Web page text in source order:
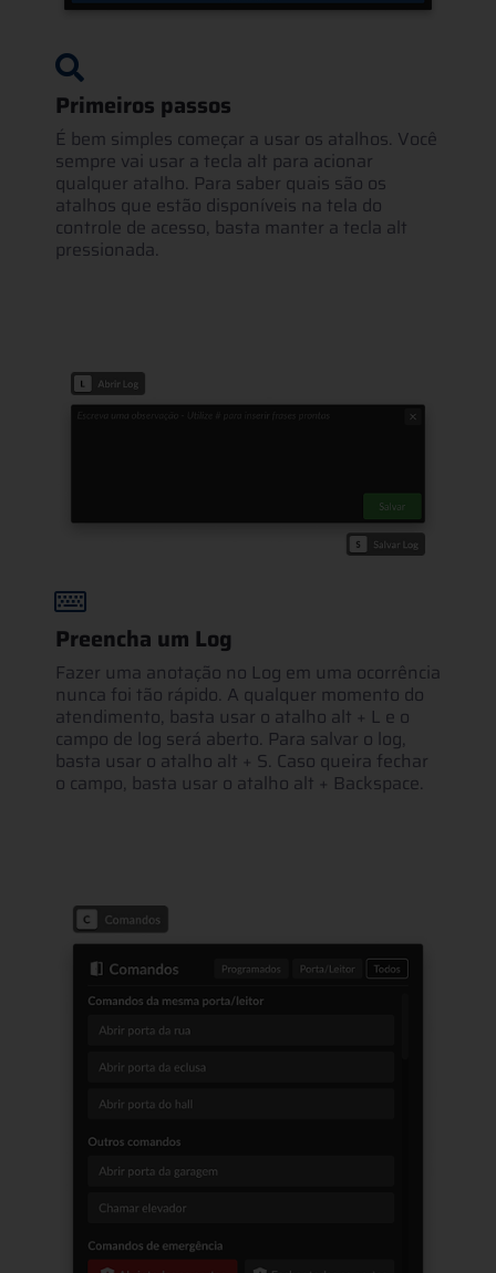
Primeiros passos
É bem simples começar a usar os atalhos. Você
sempre vai usar a tecla alt para acionar
qualquer atalho. Para saber quais são os
atalhos que estão disponíveis na tela do
controle de acesso, basta manter a tecla alt
pressionada.
Preencha um Log
Fazer uma anotação no Log em uma ocorrência
nunca foi tão rápido. A qualquer momento do
atendimento, basta usar o atalho alt + L e o
campo de log será aberto. Para salvar o log,
basta usar o atalho alt + S. Caso queira fechar
o campo, basta usar o atalho alt + Backspace.